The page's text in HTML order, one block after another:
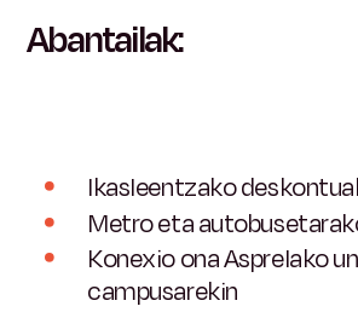
Abantailak:
Ikasleentzako
Metro eta
Konexio onaAsprelako
campusarekin